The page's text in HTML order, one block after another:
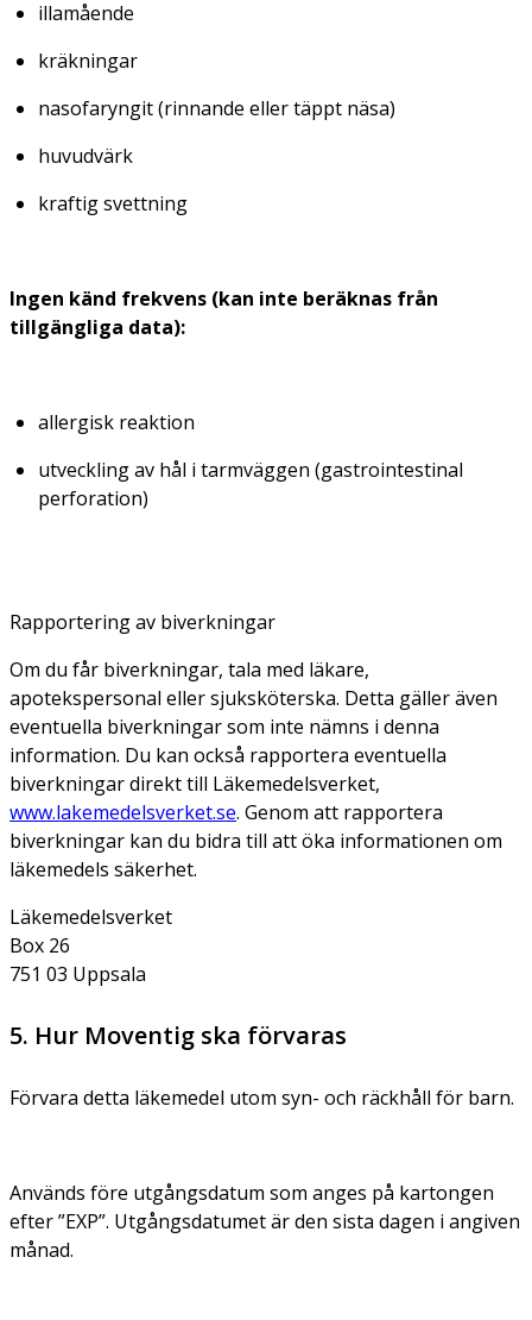
illamående
kräkningar
nasofaryngit (rinnande eller täppt näsa)
huvudvärk
kraftig svettning
Ingen känd frekvens (kan inte beräknas från
tillgängliga data):
allergisk reaktion
utveckling av hål i tarmväggen (gastrointestinal
perforation)
Rapportering av biverkningar
Om du får biverkningar, tala med läkare,
apotekspersonal eller sjuksköterska. Detta gäller även
eventuella biverkningar som inte nämns i denna
information. Du kan också rapportera eventuella
biverkningar direkt till Läkemedelsverket,
www.lakemedelsverket.se. Genom att rapportera
biverkningar kan du bidra till att öka informationen om
läkemedels säkerhet.
Läkemedelsverket
Box 26
751 03 Uppsala
5. Hur Moventig ska förvaras
Förvara detta läkemedel utom syn- och räckhåll för barn.
Används före utgångsdatum som anges på kartongen
efter ”EXP”. Utgångsdatumet är den sista dagen i angiven
månad.